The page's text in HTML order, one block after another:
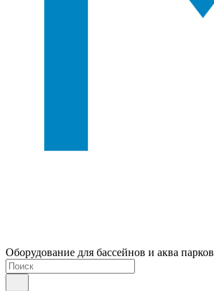
Оборудование для бассейнов и аква парков